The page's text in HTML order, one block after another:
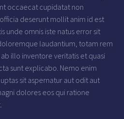
occaecat cupidatat non
deserunt mollit anim id est
unde omnis iste natus error sit
laudantium, totam rem
illo inventore veritatis et quasi
sunt explicabo. Nemo enim
sit aspernatur aut odit aut
dolores eos qui ratione